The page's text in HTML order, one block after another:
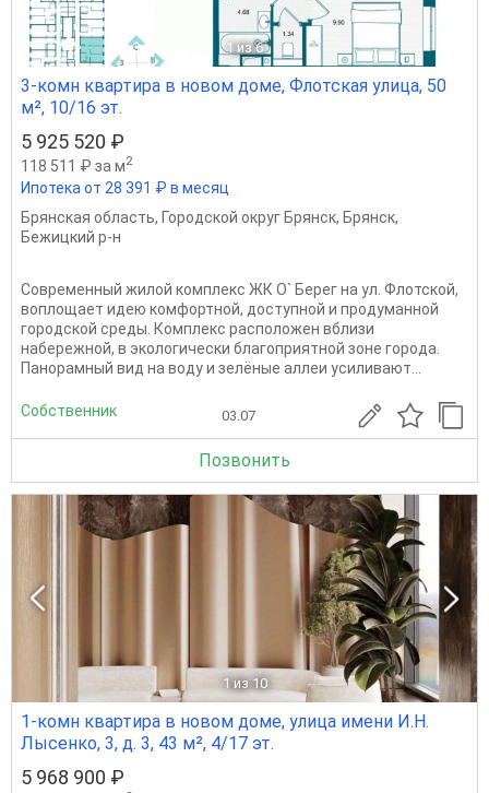
1 из 6
3-комн квартира в новом доме, Флотская улица, 50
м², 10/16 эт.
5 925 520 ₽
118 511 ₽ за м2
Ипотека от 28 391 ₽ в месяц
Брянская область, Городской округ Брянск, Брянск,
Бежицкий р-н
Современный жилой комплекс ЖК О` Берег на ул. Флотской,
воплощает идею комфортной, доступной и продуманной
городской среды. Комплекс расположен вблизи
набережной, в экологически благоприятной зоне города.
Панорамный вид на воду и зелёные аллеи усиливают...
Собственник 03.07
Позвонить
1 из 10
1-комн квартира в новом доме, улица имени И.Н.
Лысенко, 3, д. 3, 43 м², 4/17 эт.
5 968 900 ₽